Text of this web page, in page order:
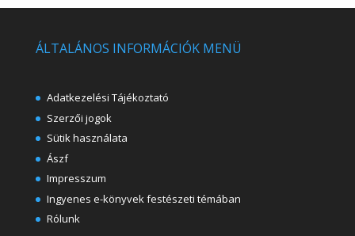
ÁLTALÁNOS INFORMÁCIÓK MENÜ
Adatkezelési Tájékoztató
Szerzői jogok
Sütik használata
Ászf
Impresszum
Ingyenes e-könyvek festészeti témában
Rólunk